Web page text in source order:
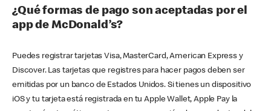
¿Qué formas de pago son aceptadas por el
app de McDonald’s?
Puedes registrar tarjetas Visa, MasterCard, American Express y
Discover. Las tarjetas que registres para hacer pagos deben ser
emitidas por un banco de Estados Unidos. Si tienes un dispositivo
iOS y tu tarjeta está registrada en tu Apple Wallet, Apple Pay la